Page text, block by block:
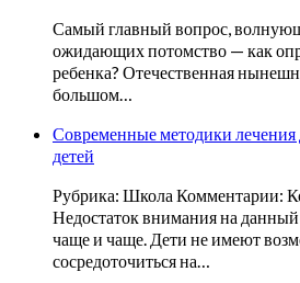
Самый главный вопрос,
ожидающих потомство — как
ребенка? Отечественная
большом…
Современные методики
детей
Рубрика: Школа Комментарии:
Недостаток внимания на данный
чаще и чаще. Дети не имеют
сосредоточиться на…